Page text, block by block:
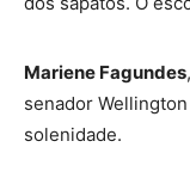
Mariene Fagundes
senador
solenidade.